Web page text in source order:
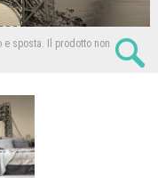
e sposta.
Il prodotto non